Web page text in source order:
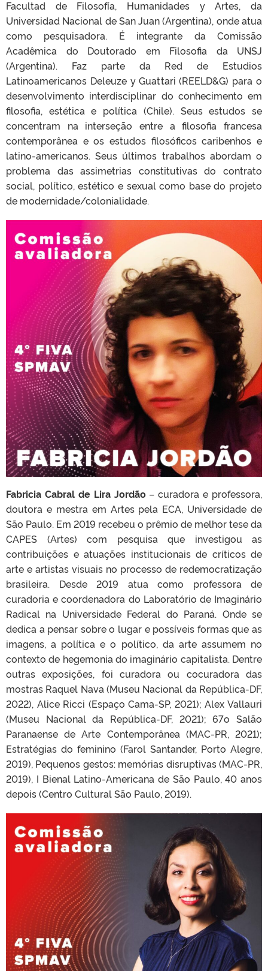
Facultad de Filosofía, Humanidades y Artes, da
Universidad Nacional de San Juan (Argentina), onde atua
como pesquisadora. É integrante da Comissão
Acadêmica do Doutorado em Filosofia da UNSJ
(Argentina). Faz parte da Red de Estudios
Latinoamericanos Deleuze y Guattari (REELD&G) para o
desenvolvimento interdisciplinar do conhecimento em
filosofia, estética e política (Chile). Seus estudos se
concentram na interseção entre a filosofia francesa
contemporânea e os estudos filosóficos caribenhos e
latino-americanos. Seus últimos trabalhos abordam o
problema das assimetrias constitutivas do contrato
social, político, estético e sexual como base do projeto
de modernidade/colonialidade.
Fabricia Cabral de Lira Jordão– curadora e professora,
doutora e mestra em Artes pela ECA, Universidade de
São Paulo. Em 2019 recebeu o prêmio de melhor tese da
CAPES (Artes) com pesquisa que investigou as
contribuições e atuações institucionais de críticos de
arte e artistas visuais no processo de redemocratização
brasileira. Desde 2019 atua como professora de
curadoria e coordenadora do Laboratório de Imaginário
Radical na Universidade Federal do Paraná. Onde se
dedica a pensar sobre o lugar e possíveis formas que as
imagens, a política e o político, da arte assumem no
contexto de hegemonia do imaginário capitalista. Dentre
outras exposições, foi curadora ou cocuradora das
mostras Raquel Nava (Museu Nacional da República-DF,
2022), Alice Ricci (Espaço Cama-SP, 2021); Alex Vallauri
(Museu Nacional da República-DF, 2021); 67o Salão
Paranaense de Arte Contemporânea (MAC-PR, 2021);
Estratégias do feminino (Farol Santander, Porto Alegre,
2019), Pequenos gestos: memórias disruptivas (MAC-PR,
2019), I Bienal Latino-Americana de São Paulo, 40 anos
depois (Centro Cultural São Paulo, 2019).